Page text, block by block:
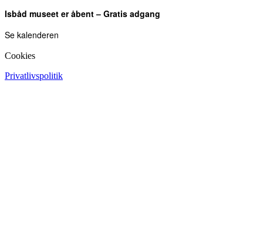
Isbåd museet er åbent – Gratis adgang
Se kalenderen
Cookies
Privatlivspolitik